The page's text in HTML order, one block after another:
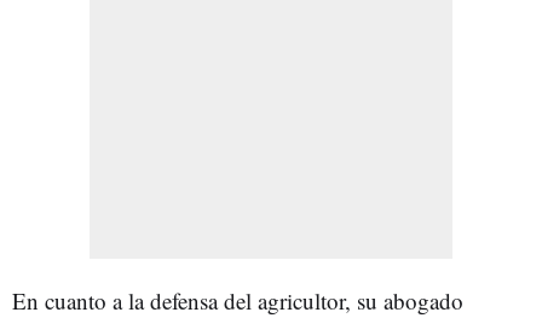
En cuanto a la defensa del agricultor, su abogado